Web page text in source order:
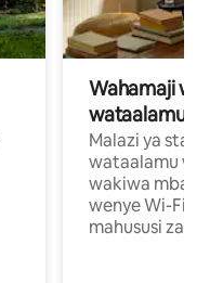
Wahamaji
wataalamu
Malazi ya
wataalamu
wakiwa mbali
wenye Wi-Fi
mahususi za